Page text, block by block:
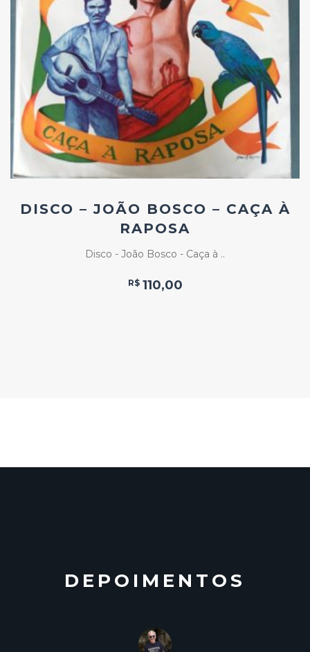
Add
ao
Favoritos
DISCO – JOÃO BOSCO – CAÇA À
RAPOSA
Disco - João Bosco - Caça à ..
R$ 110,00
DEPOIMENTOS